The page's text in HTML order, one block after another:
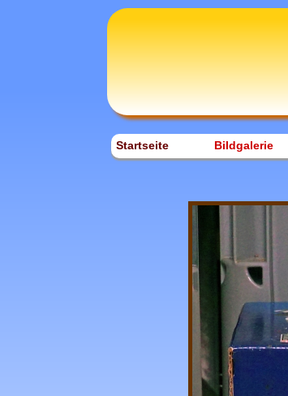
Startseite Bildgalerie